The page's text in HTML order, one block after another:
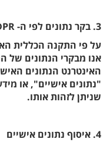
3. בקר נתונים לפי ה- GDPR
אנו מבקרי הנתונים של
האינטרנט הנתונים
"נתונים אישיים", או
שניתן לזהות אותו.
4. איסוף נתונים אישיים